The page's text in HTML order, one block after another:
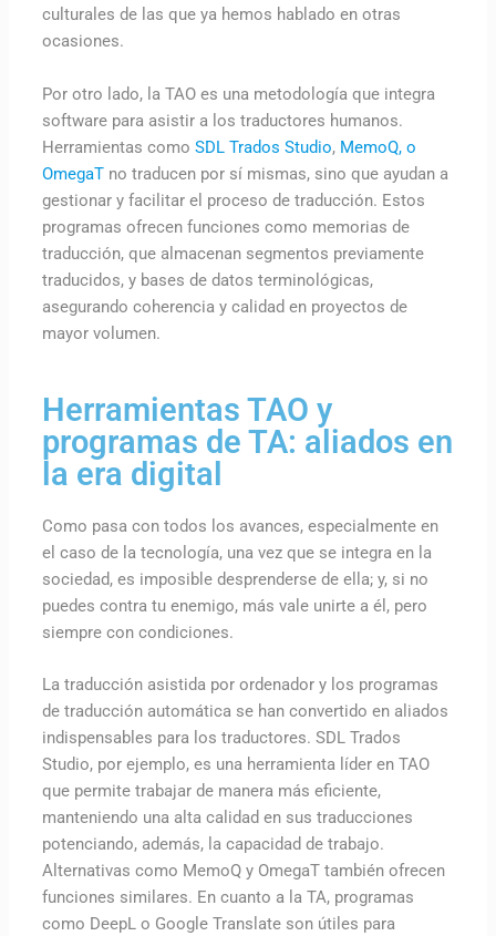
culturales de las que ya hemos hablado en otras
ocasiones.
Por otro lado, la TAO es una metodología que integra
software para asistir a los traductores humanos.
Herramientas como SDL Trados Studio, MemoQ, o
OmegaTno traducen por sí mismas, sino que ayudan a
gestionar y facilitar el proceso de traducción. Estos
programas ofrecen funciones como memorias de
traducción, que almacenan segmentos previamente
traducidos, y bases de datos terminológicas,
asegurando coherencia y calidad en proyectos de
mayor volumen.
Herramientas TAO y
programas de TA: aliados en
la era digital
Como pasa con todos los avances, especialmente en
el caso de la tecnología, una vez que se integra en la
sociedad, es imposible desprenderse de ella; y, si no
puedes contra tu enemigo, más vale unirte a él, pero
siempre con condiciones.
La traducción asistida por ordenador y los programas
de traducción automática se han convertido en aliados
indispensables para los traductores. SDL Trados
Studio, por ejemplo, es una herramienta líder en TAO
que permite trabajar de manera más eficiente,
manteniendo una alta calidad en sus traducciones
potenciando, además, la capacidad de trabajo.
Alternativas como MemoQ y OmegaT también ofrecen
funciones similares. En cuanto a la TA, programas
como DeepL o Google Translate son útiles para